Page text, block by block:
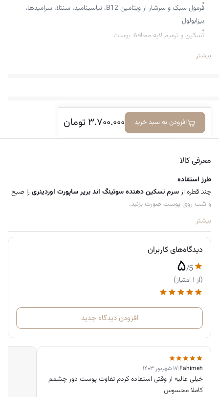
فرمول سبک و سرشار از ویتامین B12، نیاسینامید، سنتلا، سرامیدها،
بیزابولول
تسکین و ترمیم لایه محافظ پوست
رفع احساس ناراحتی، خشکی، زبری و کشیدگی، قرمزی ناشی از عوامل
مناسب انواع پوست خصوصا پوست حساس
حجم: 30 میلی لیتر
بیشتر
۳.۷۰۰.۰۰۰تومان افزودن به سبد خریدمعرفی کالا دیدگاه‌ها
معرفی کالا
طرز استفاده
چند قطره ازسرم تسکین دهنده سوتینگ اند بریر ساپورت اوردینری را صبح
و شب روی پوست صورت بزنید.
بیشتر
دیدگاه‌های کاربران
۵/5
(از ۱ امتیاز)
افزودن دیدگاه جدید
Fahimeh ۱۷ شهریور ۱۴۰۳
خیلی عالیه از وقتی استفاده کردم تفاوت پوست دور چشمم
کاملا محسوس